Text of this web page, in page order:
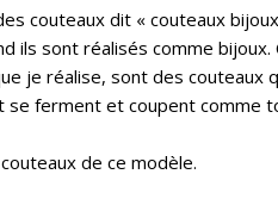
couteaux dit « couteaux
ils sont réalisés comme
je réalise, sont des
se ferment et coupent comme
de ce modèle.